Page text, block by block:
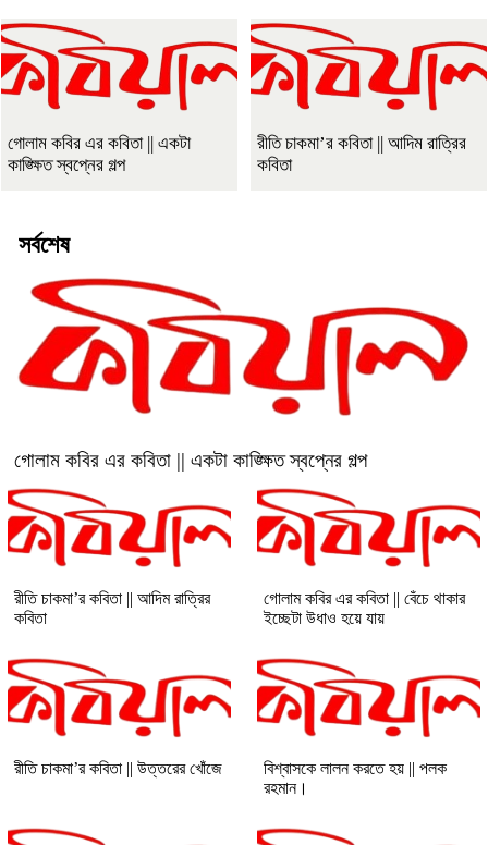
গোলাম কবির এর কবিতা || একটা
কাঙ্ক্ষিত স্বপ্নের গল্প
রীতি চাকমা’র কবিতা || আদিম রাত্রির
কবিতা
সর্বশেষ
গোলাম কবির এর কবিতা || একটা কাঙ্ক্ষিত স্বপ্নের গল্প
রীতি চাকমা’র কবিতা || আদিম রাত্রির
কবিতা
গোলাম কবির এর কবিতা || বেঁচে থাকার
ইচ্ছেটা উধাও হয়ে যায়
রীতি চাকমা’র কবিতা || উত্তরের খোঁজে
বিশ্বাসকে লালন করতে হয় || পলক
রহমান।